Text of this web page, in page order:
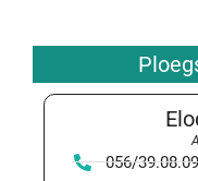
056/39.08.09